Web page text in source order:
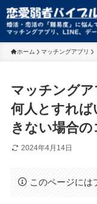
ホーム マッチングアプリ
マッチング
何人とすれば
きない場合の
2024年4月14日
このページには